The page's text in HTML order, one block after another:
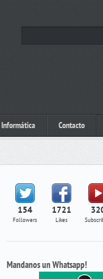
Informática Contacto
154
Followers
1721
Likes
Mandanos un Whatsapp!